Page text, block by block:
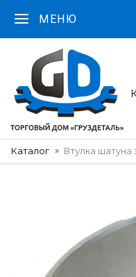
МЕНЮ
Каталог Втулка шатуна